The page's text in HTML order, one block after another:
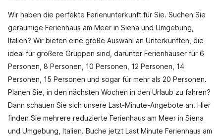
Wir haben die perfekte Ferienunterkunft für Sie. Suchen Sie
geräumige Ferienhaus am Meer in Siena und Umgebung,
Italien? Wir bieten eine große Auswahl an Unterkünften, die
ideal für größere Gruppen sind, darunter Ferienhäuser für 6
Personen, 8 Personen, 10 Personen, 12 Personen, 14
Personen, 15 Personen und sogar für mehr als 20 Personen.
Planen Sie, in den nächsten Wochen in den Urlaub zu fahren?
Dann schauen Sie sich unsere Last-Minute-Angebote an. Hier
finden Sie mehrere reduzierte Ferienhaus am Meer in Siena
und Umgebung, Italien. Buche jetzt Last Minute Ferienhaus am